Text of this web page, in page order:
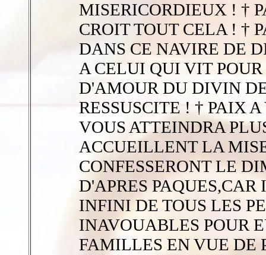
MISERICORDIEUX ! †
CROIT TOUT CELA ! †
DANS CE NAVIRE DE
A CELUI QUI VIT
D'AMOUR DU DIVIN
RESSUSCITE ! † PAIX
VOUS ATTEINDRA
ACCUEILLENT LA
CONFESSERONT LE
D'APRES
INFINI DE TOUS LES
INAVOUABLES POUR
FAMILLES EN VUE DE